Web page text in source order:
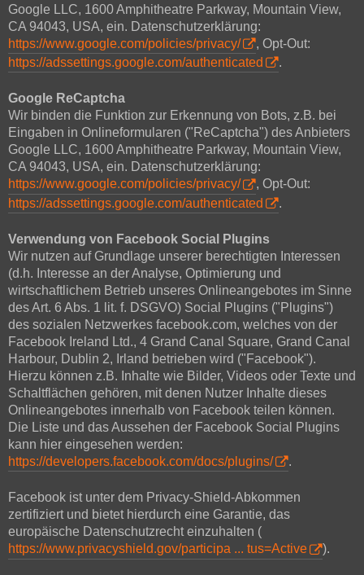
Google LLC, 1600 Amphitheatre Parkway, Mountain View,
CA 94043, USA, ein. Datenschutzerklärung:
https://www.google.com/policies/privacy/
, Opt-Out:
https://adssettings.google.com/authenticated
.
Google ReCaptcha
Wir binden die Funktion zur Erkennung von Bots, z.B. bei
Eingaben in Onlineformularen ("ReCaptcha") des Anbieters
Google LLC, 1600 Amphitheatre Parkway, Mountain View,
CA 94043, USA, ein. Datenschutzerklärung:
https://www.google.com/policies/privacy/
, Opt-Out:
https://adssettings.google.com/authenticated
.
Verwendung von Facebook Social Plugins
Wir nutzen auf Grundlage unserer berechtigten Interessen
(d.h. Interesse an der Analyse, Optimierung und
wirtschaftlichem Betrieb unseres Onlineangebotes im Sinne
des Art. 6 Abs. 1 lit. f. DSGVO) Social Plugins ("Plugins")
des sozialen Netzwerkes facebook.com, welches von der
Facebook Ireland Ltd., 4 Grand Canal Square, Grand Canal
Harbour, Dublin 2, Irland betrieben wird ("Facebook").
Hierzu können z.B. Inhalte wie Bilder, Videos oder Texte und
Schaltflächen gehören, mit denen Nutzer Inhalte dieses
Onlineangebotes innerhalb von Facebook teilen können.
Die Liste und das Aussehen der Facebook Social Plugins
kann hier eingesehen werden:
https://developers.facebook.com/docs/plugins/
.
Facebook ist unter dem Privacy-Shield-Abkommen
zertifiziert und bietet hierdurch eine Garantie, das
europäische Datenschutzrecht einzuhalten (
https://www.privacyshield.gov/participa ... tus=Active
).